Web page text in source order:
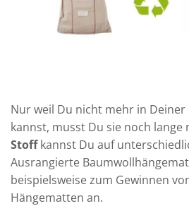
Nur weil Du nicht mehr in
kannst, musst Du sie noch lange
Stoffkannst Du auf
Ausrangierte
beispielsweise zum Gewinnen
Hängematten an.